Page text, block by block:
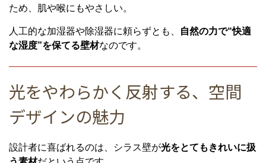
ため、肌や喉にもやさしい。
人工的な加湿器や除湿器に頼らずとも、
自然の力で“快適
な湿度”を保てる壁材なのです。
光をやわらかく反射する、空間
デザインの魅力
設計者に喜ばれるのは、シラス壁が光をとてもきれいに扱